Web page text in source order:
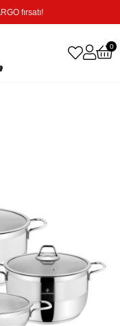
fırsatı!
0